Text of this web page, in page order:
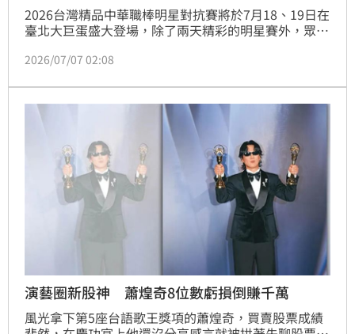
2026台灣精品中華職棒明星對抗賽將於7月18、19日在
臺北大巨蛋盛大登場，除了兩天精彩的明星賽外，眾所
橫跨不同世代、不同音樂風格的重量級歌手輪番獻唱，
起享受結合棒球、音樂與娛樂的夏日盛典。
2026/07/07 02:08
演藝圈新股神 蕭煌奇8位數虧損倒賺千萬
風光拿下第5座台語歌王獎項的蕭煌奇，買賣股票成績